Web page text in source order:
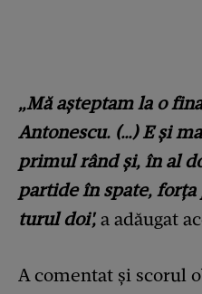
„Mă așteptam la o
Antonescu. (…) E și
primul rând și, în al
partide în spate,
turul doi', a adăugat
A comentat și scorul